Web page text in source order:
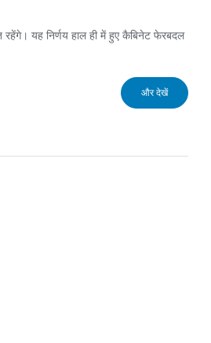
रहेंगे। यह निर्णय हाल ही में हुए कैबिनेट फेरबदल
और देखें